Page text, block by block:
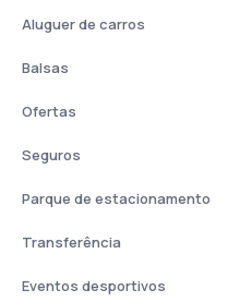
Aluguer de carros
Balsas
Ofertas
Seguros
Parque de estacionamento
Transferência
Eventos desportivos